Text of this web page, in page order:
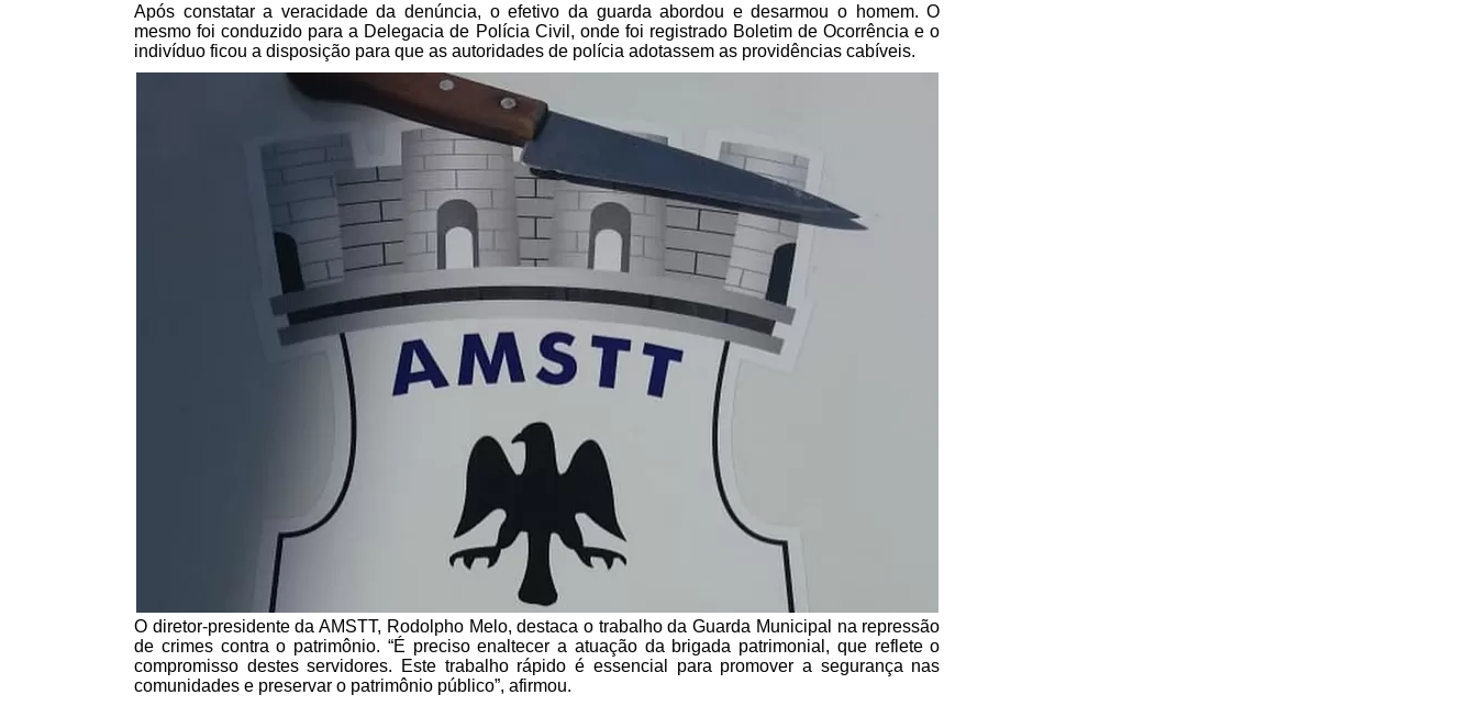
Após constatar a veracidade da denúncia, o efetivo da guarda abordou e desarmou o homem. O
mesmo foi conduzido para a Delegacia de Polícia Civil, onde foi registrado Boletim de Ocorrência e o
indivíduo ficou a disposição para que as autoridades de polícia adotassem as providências cabíveis.
O diretor-presidente da AMSTT, Rodolpho Melo, destaca o trabalho da Guarda Municipal na repressão
de crimes contra o patrimônio. “É preciso enaltecer a atuação da brigada patrimonial, que reflete o
compromisso destes servidores. Este trabalho rápido é essencial para promover a segurança nas
comunidades e preservar o patrimônio público”, afirmou.